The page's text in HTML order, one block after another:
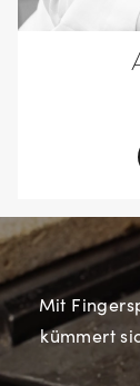
Mit
kümmert